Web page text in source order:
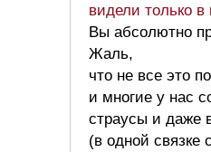
видели только в
Вы абсолютно
Жаль,
что не все это
и многие у нас
страусы и даже
(в одной связке